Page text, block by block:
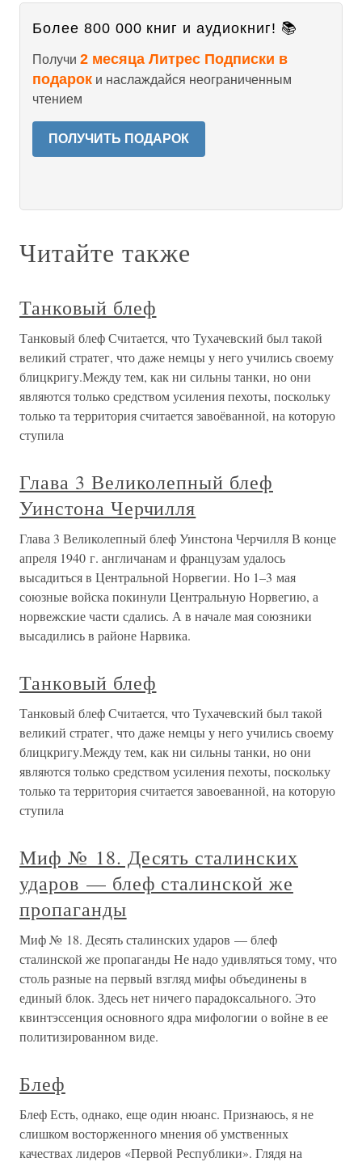
Более 800 000 книг и аудиокниг! 📚
Получи 2 месяца Литрес Подписки в
подарок и наслаждайся неограниченным
чтением
ПОЛУЧИТЬ ПОДАРОК
Читайте также
Танковый блеф
Танковый блеф Считается, что Тухачевский был такой
великий стратег, что даже немцы у него учились своему
блицкригу.Между тем, как ни сильны танки, но они
являются только средством усиления пехоты, поскольку
только та территория считается завоёванной, на которую
ступила
Глава 3 Великолепный блеф
Уинстона Черчилля
Глава 3 Великолепный блеф Уинстона Черчилля В конце
апреля 1940 г. англичанам и французам удалось
высадиться в Центральной Норвегии. Но 1–3 мая
союзные войска покинули Центральную Норвегию, а
норвежские части сдались. А в начале мая союзники
высадились в районе Нарвика.
Танковый блеф
Танковый блеф Считается, что Тухачевский был такой
великий стратег, что даже немцы у него учились своему
блицкригу.Между тем, как ни сильны танки, но они
являются только средством усиления пехоты, поскольку
только та территория считается завоеванной, на которую
ступила
Миф № 18. Десять сталинских
ударов — блеф сталинской же
пропаганды
Миф № 18. Десять сталинских ударов — блеф
сталинской же пропаганды Не надо удивляться тому, что
столь разные на первый взгляд мифы объединены в
единый блок. Здесь нет ничего парадоксального. Это
квинтэссенция основного ядра мифологии о войне в ее
политизированном виде.
Блеф
Блеф Есть, однако, еще один нюанс. Признаюсь, я не
слишком восторженного мнения об умственных
качествах лидеров «Первой Республики». Глядя на